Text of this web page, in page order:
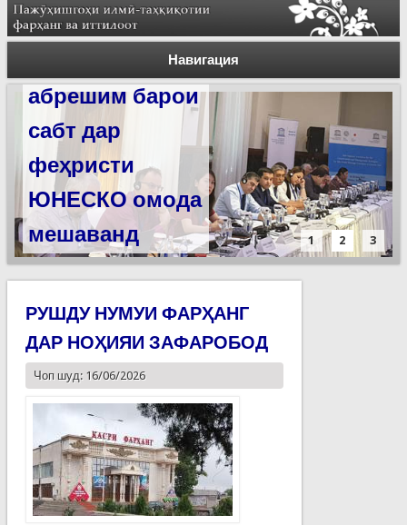
Навигация
Силсилаи
ёдгориҳои роҳи
абрешим барои
сабт дар
феҳристи
ЮНЕСКО омода
мешаванд
1 2 3
РУШДУ НУМУИ ФАРҲАНГ
ДАР НОҲИЯИ ЗАФАРОБОД
Чоп шуд: 16/06/2026